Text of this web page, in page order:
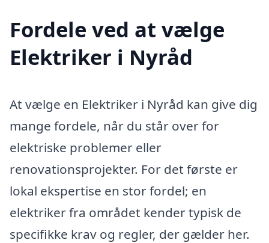
Fordele ved at vælge
Elektriker i Nyråd
At vælge en Elektriker i Nyråd kan give dig
mange fordele, når du står over for
elektriske problemer eller
renovationsprojekter. For det første er
lokal ekspertise en stor fordel; en
elektriker fra området kender typisk de
specifikke krav og regler, der gælder her.